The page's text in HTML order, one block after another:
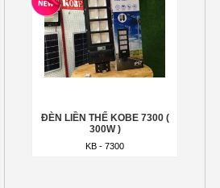
ĐÈN LIỀN THỂ KOBE 7300 (
300W )
KB - 7300